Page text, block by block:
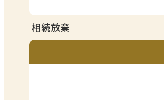
相続放棄